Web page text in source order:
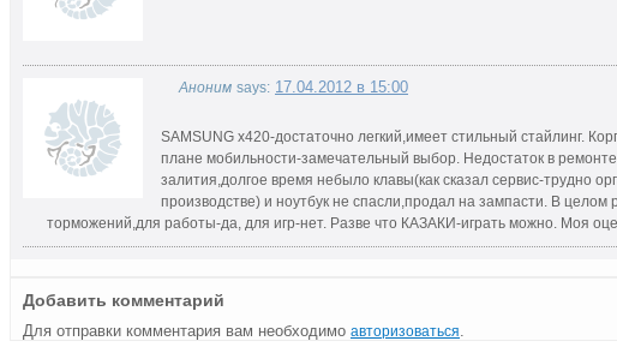
Аноним says: 17.04.2012 в 15:00
SAMSUNG x420-достаточно легкий,имеет стильный стайлинг.
плане мобильности-замечательный выбор. Недостаток в
залития,долгое время небыло клавы(как сказал сервис-трудно
производстве) и ноутбук не спасли,продал на зампасти. В
торможений,для работы-да, для игр-нет. Разве что КАЗАКИ-играть можно. Моя
Добавить комментарий
Для отправки комментария вам необходимо авторизоваться